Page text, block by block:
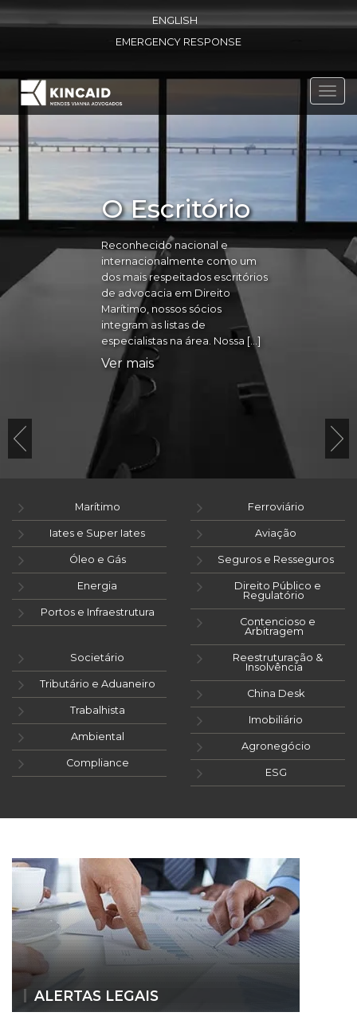
ENGLISH
EMERGENCY RESPONSE
O Escritório
Reconhecido nacional e
internacionalmente como um
dos mais respeitados escritórios
de advocacia em Direito
Marítimo, nossos sócios
integram as listas de
especialistas na área. Nossa […]
Ver mais
Marítimo
Iates e Super Iates
Óleo e Gás
Energia
Portos e Infraestrutura
Ferroviário
Aviação
Seguros e Resseguros
Direito Público e
Regulatório
Contencioso e
Arbitragem
Societário
Tributário e Aduaneiro
Trabalhista
Ambiental
Compliance
Reestruturação &
Insolvência
China Desk
Imobiliário
Agronegócio
ESG
ALERTAS LEGAIS